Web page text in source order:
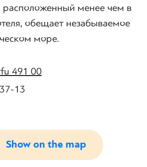
расположенный менее чем в
обещает незабываемое
море.
491 00
13
Show on the map